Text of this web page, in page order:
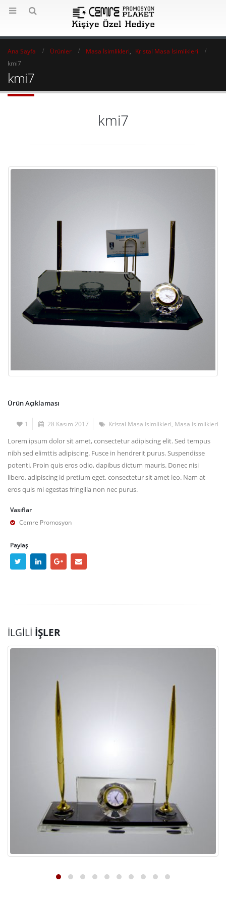
Ana Sayfa Ürünler Masa İsimlikleri
Kristal Masa İsimlikleri
kmi7
kmi7
kmi7
Ürün Açıklaması
1 28 Kasım 2017 Kristal Masa İsimlikleri Masa İsimlikleri
Lorem ipsum dolor sit amet, consectetur adipiscing elit. Sed tempus
nibh sed elimttis adipiscing. Fusce in hendrerit purus. Suspendisse
potenti. Proin quis eros odio, dapibus dictum mauris. Donec nisi
libero, adipiscing id pretium eget, consectetur sit amet leo. Nam at
eros quis mi egestas fringilla non nec purus.
Vasıflar
Cemre Promosyon
Paylaş
İLGILI İŞLER